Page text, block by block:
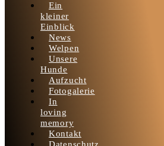
Ein
kleiner
Einblick
News
Welpen
Unsere
Hunde
Aufzucht
Fotogalerie
In
loving
memory
Kontakt